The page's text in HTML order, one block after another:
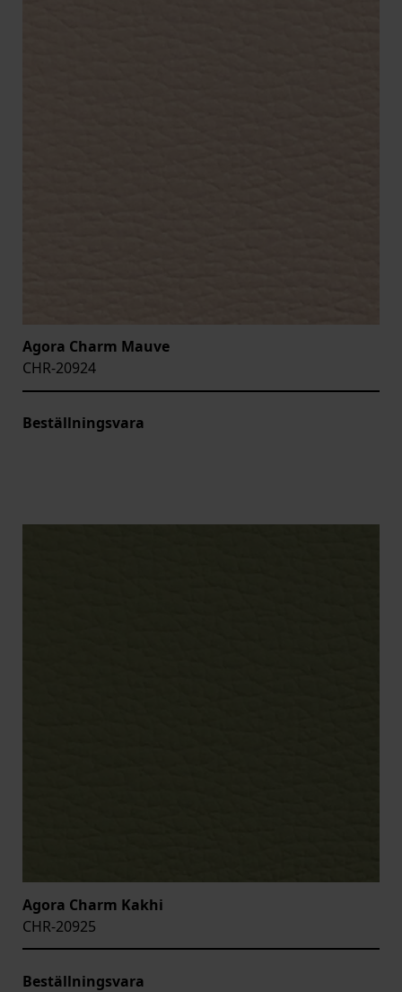
Agora Charm Mauve
CHR-20924
Beställningsvara
Agora Charm Kakhi
CHR-20925
Beställningsvara